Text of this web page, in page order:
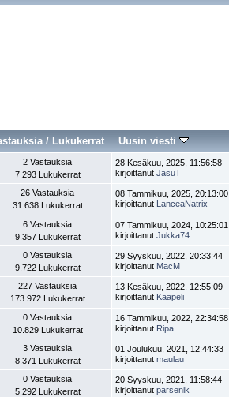
/ Lukukerrat Uusin viesti
2 Vastauksia
7.293 Lukukerrat
28 Kesäkuu, 2025, 11:56:58
kirjoittanutJasuT
26 Vastauksia
31.638 Lukukerrat
08 Tammikuu, 2025, 20:13:00
kirjoittanut LanceaNatrix
6 Vastauksia
9.357 Lukukerrat
07 Tammikuu, 2024, 10:25:01
kirjoittanutJukka74
0 Vastauksia
9.722 Lukukerrat
29 Syyskuu, 2022, 20:33:44
kirjoittanut MacM
227 Vastauksia
173.972 Lukukerrat
13 Kesäkuu, 2022, 12:55:09
kirjoittanut Kaapeli
0 Vastauksia
10.829 Lukukerrat
16 Tammikuu, 2022, 22:34:58
kirjoittanut Ripa
3 Vastauksia
8.371 Lukukerrat
01 Joulukuu, 2021, 12:44:33
kirjoittanutmaulau
0 Vastauksia
5.292 Lukukerrat
20 Syyskuu, 2021, 11:58:44
kirjoittanutparsenik